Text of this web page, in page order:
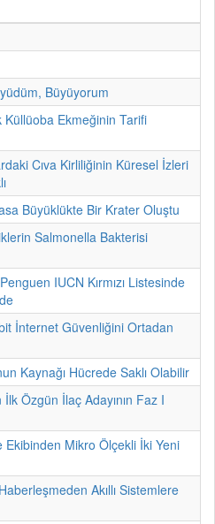
Büyüyorum
Küllüoba Ekmeğinin Tarifi
Cıva Kirliliğinin Küresel İzleri
Büyüklükte Bir Krater Oluştu
Salmonella Bakterisi
IUCN Kırmızı Listesinde
İnternet Güvenliğini Ortadan
Kaynağı Hücrede Saklı Olabilir
Özgün İlaç Adayının Faz I
Ekibinden Mikro Ölçekli İki Yeni
Akıllı Sistemlere